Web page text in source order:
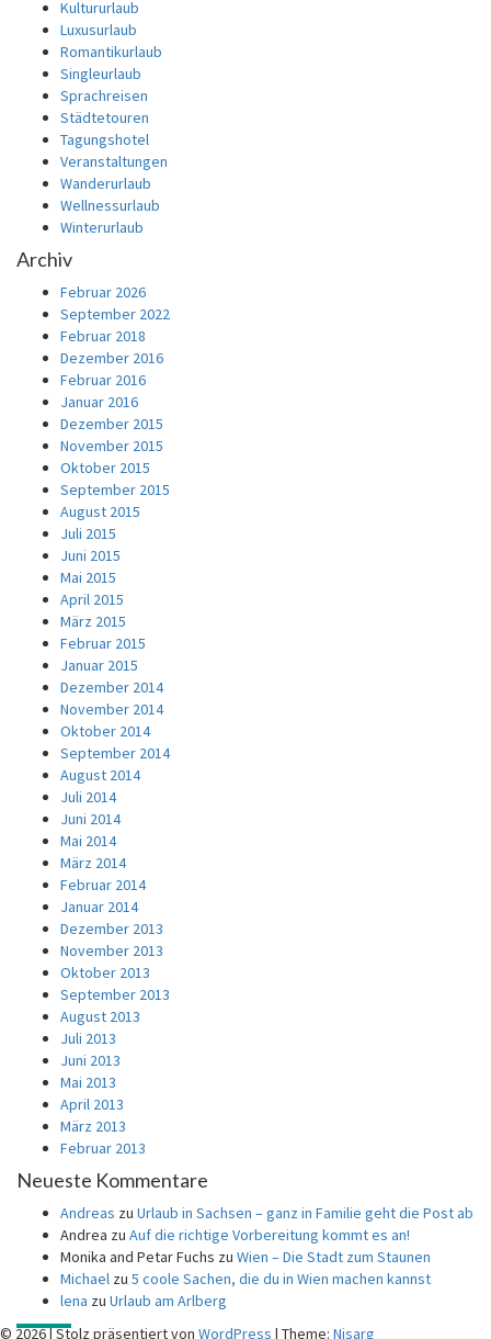
Kultururlaub
Luxusurlaub
Romantikurlaub
Singleurlaub
Sprachreisen
Städtetouren
Tagungshotel
Veranstaltungen
Wanderurlaub
Wellnessurlaub
Winterurlaub
Archiv
Februar 2026
September 2022
Februar 2018
Dezember 2016
Februar 2016
Januar 2016
Dezember 2015
November 2015
Oktober 2015
September 2015
August 2015
Juli 2015
Juni 2015
Mai 2015
April 2015
März 2015
Februar 2015
Januar 2015
Dezember 2014
November 2014
Oktober 2014
September 2014
August 2014
Juli 2014
Juni 2014
Mai 2014
März 2014
Februar 2014
Januar 2014
Dezember 2013
November 2013
Oktober 2013
September 2013
August 2013
Juli 2013
Juni 2013
Mai 2013
April 2013
März 2013
Februar 2013
Neueste Kommentare
Andreas zu Urlaub in Sachsen – ganz in Familie geht die Post ab
Andrea zu Auf die richtige Vorbereitung kommt es an!
Monika and Petar Fuchs zu Wien – Die Stadt zum Staunen
Michael zu 5 coole Sachen, die du in Wien machen kannst
lena zu Urlaub am Arlberg
© 2026|Stolz präsentiert von WordPress | Theme: Nisarg